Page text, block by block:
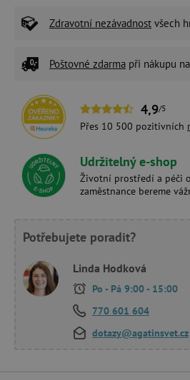
Zdravotní nezávadnost všech
Poštovné zdarma při nákupu
4,9/5
Přes 10 500 pozitivních
Udržitelný e-shop
Životní prostředí a péči o
zaměstnance bereme
Potřebujete poradit?
Linda Hodková
Po - Pá 9:00 - 15:00
770 601 604
dotazy@agatinsvet.cz